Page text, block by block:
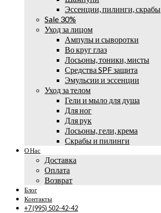
Эссенции, пилинги, скрабы
Sale 30%
Уход за лицом
Ампулы и сыворотки
Во круг глаз
Лосьоны, тоники, мисты
Средства SPF защита
Эмульсии и эссенции
Уход за телом
Гели и мыло для душа
Для ног
Для рук
Лосьоны, гели, крема
Скрабы и пилинги
О Нас
Доставка
Оплата
Возврат
Блог
Контакты
+7 (995) 502-42-42